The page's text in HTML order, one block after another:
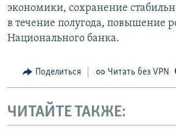
экономики, сохранение
в течение полугода, повышение
Национального банка.
Поделиться Читать без VPN
ЧИТАЙТЕ ТАКЖЕ: